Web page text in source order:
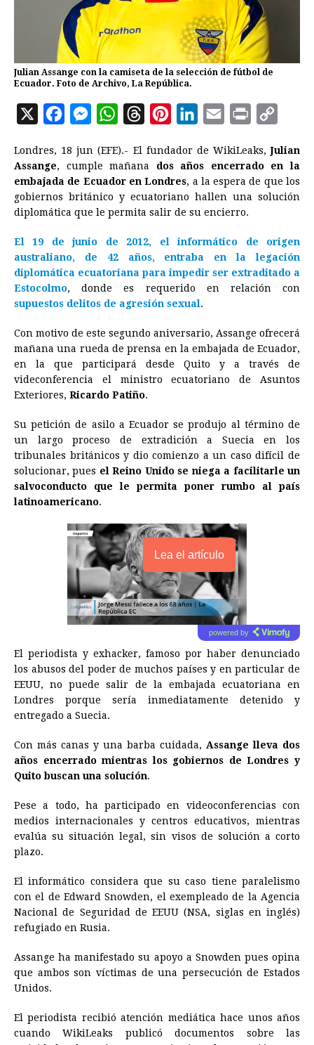
Julian Assange con la camiseta de la selección de fútbol de
Ecuador. Foto de Archivo, La República.
X
c
e
b
o
k
M
s
s
e
n
g
e
W
a
t
s
A
p
r
e
a
d
s
n
t
e
r
e
s
n
k
e
d
I
n
a
i
l
i
n
t
p
y
L
n
k
Londres, 18 jun (EFE).- El fundador de WikiLeaks,Julian
Assange, cumple mañana dos años encerrado en la
embajada de Ecuador en Londres, a la espera de que los
gobiernos británico y ecuatoriano hallen una solución
diplomática que le permita salir de su encierro.
El 19 de junio de 2012, el informático de origen
australiano, de 42 años, entraba en la legación
diplomática ecuatoriana para impedir ser extraditado a
Estocolmo, donde es requerido en relación con
supuestos delitos de agresión sexual.
Con motivo de este segundo aniversario, Assange ofrecerá
mañana una rueda de prensa en la embajada de Ecuador,
en la que participará desde Quito y a través de
videconferencia el ministro ecuatoriano de Asuntos
Exteriores, Ricardo Patiño.
Su petición de asilo a Ecuador se produjo al término de
un largo proceso de extradición a Suecia en los
tribunales británicos y dio comienzo a un caso difícil de
solucionar, pues el Reino Unido se niega a facilitarle un
salvoconducto que le permita poner rumbo al país
latinoamericano.
Lea el artículo
powered by
El periodista y exhacker, famoso por haber denunciado
los abusos del poder de muchos países y en particular de
EEUU, no puede salir de la embajada ecuatoriana en
Londres porque sería inmediatamente detenido y
entregado a Suecia.
Con más canas y una barba cuidada, Assange lleva dos
años encerrado mientras los gobiernos de Londres y
Quito buscan una solución.
Pese a todo, ha participado en videoconferencias con
medios internacionales y centros educativos, mientras
evalúa su situación legal, sin visos de solución a corto
plazo.
El informático considera que su caso tiene paralelismo
con el de Edward Snowden, el exempleado de la Agencia
Nacional de Seguridad de EEUU (NSA, siglas en inglés)
refugiado en Rusia.
Assange ha manifestado su apoyo a Snowden pues opina
que ambos son víctimas de una persecución de Estados
Unidos.
El periodista recibió atención mediática hace unos años
cuando WikiLeaks publicó documentos sobre las